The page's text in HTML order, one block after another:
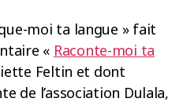
moi ta langue » fait
« Raconte-moi ta
Feltin et dont
de l’association Dulala,